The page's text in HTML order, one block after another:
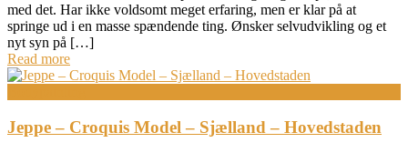
med det. Har ikke voldsomt meget erfaring, men er klar på at
springe ud i en masse spændende ting. Ønsker selvudvikling og et
nyt syn på […]
Read more
Jeppe – Croquis Model – Sjælland – Hovedstaden